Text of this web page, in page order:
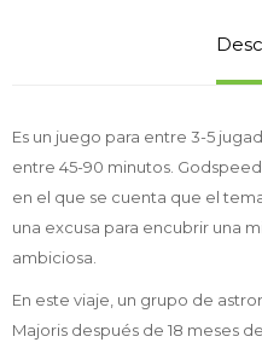
Es un juego para entre 3-5
entre 45-90 minutos.
en el que se cuenta que el
una excusa para encubrir una
ambiciosa.
En este viaje, un grupo de
Majoris después de 18 meses